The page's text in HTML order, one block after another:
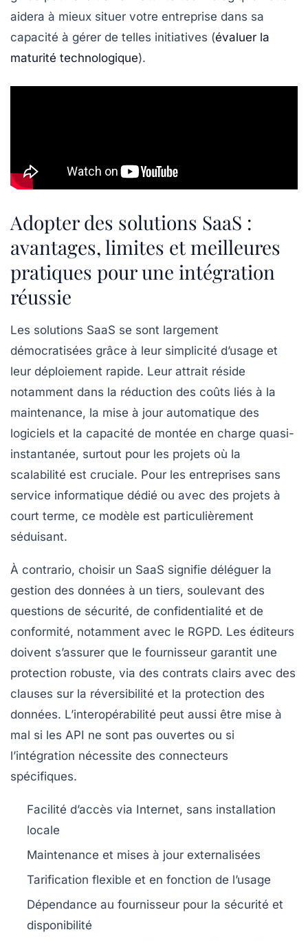
aidera à mieux situer votre entreprise dans sa
capacité à gérer de telles initiatives (évaluer la
maturité technologique).
Adopter des solutions SaaS :
avantages, limites et meilleures
pratiques pour une intégration
réussie
Les solutions SaaS se sont largement
démocratisées grâce à leur simplicité d’usage et
leur déploiement rapide. Leur attrait réside
notamment dans la réduction des coûts liés à la
maintenance, la mise à jour automatique des
logiciels et la capacité de montée en charge quasi-
instantanée, surtout pour les projets où la
scalabilité est cruciale. Pour les entreprises sans
service informatique dédié ou avec des projets à
court terme, ce modèle est particulièrement
séduisant.
À contrario, choisir un SaaS signifie déléguer la
gestion des données à un tiers, soulevant des
questions de sécurité, de confidentialité et de
conformité, notamment avec le RGPD. Les éditeurs
doivent s’assurer que le fournisseur garantit une
protection robuste, via des contrats clairs avec des
clauses sur la réversibilité et la protection des
données. L’interopérabilité peut aussi être mise à
mal si les API ne sont pas ouvertes ou si
l’intégration nécessite des connecteurs
spécifiques.
Facilité d’accès via Internet, sans installation
locale
Maintenance et mises à jour externalisées
Tarification flexible et en fonction de l’usage
Dépendance au fournisseur pour la sécurité et
disponibilité